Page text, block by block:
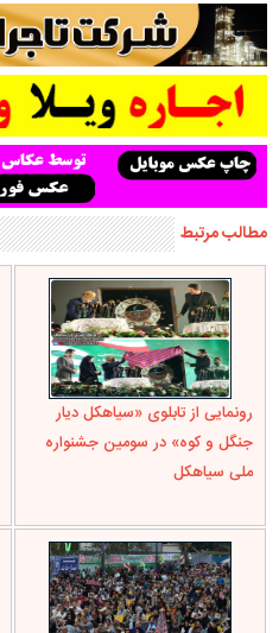
مطالب مرتبط
رونمایی از تابلوی «سیاهکل دیار
جنگل و کوه» در سومین جشنواره
ملی سیاهکل